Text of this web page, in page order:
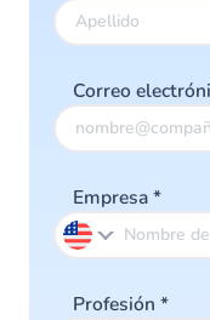
Correo
Empresa*
Profesión *